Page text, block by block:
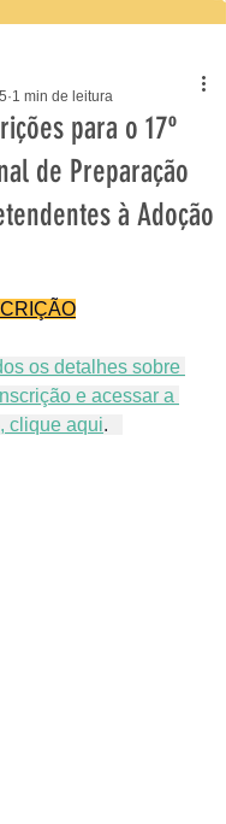
para o 17º
de Preparação
à Adoção
1 min de leitura
os detalhes sobre
e acessar a
clique aqui.